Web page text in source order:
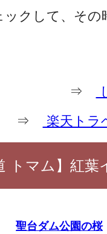
クして、そ
⇒
⇒
楽天トラ
トマム】紅
聖台ダム公園の桜